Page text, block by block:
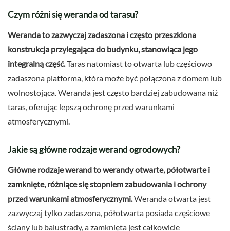
Czym różni się weranda od tarasu?
Weranda to zazwyczaj zadaszona i często przeszklona
konstrukcja przylegająca do budynku, stanowiąca jego
integralną część.Taras natomiast to otwarta lub częściowo
zadaszona platforma, która może być połączona z domem lub
wolnostojąca. Weranda jest często bardziej zabudowana niż
taras, oferując lepszą ochronę przed warunkami
atmosferycznymi.
Jakie są główne rodzaje werand ogrodowych?
Główne rodzaje werand to werandy otwarte, półotwarte i
zamknięte, różniące się stopniem zabudowania i ochrony
przed warunkami atmosferycznymi.Weranda otwarta jest
zazwyczaj tylko zadaszona, półotwarta posiada częściowe
ściany lub balustrady, a zamknięta jest całkowicie